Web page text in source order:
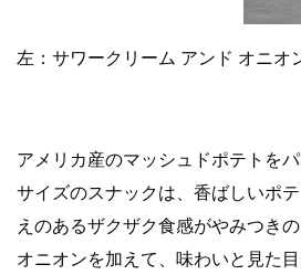
左：サワークリーム アンド オニ
アメリカ産のマッシュドポテトを
サイズのスナックは、香ばしいポ
えのあるザクザク食感がやみつき
オニオンを加えて、味わいと見た